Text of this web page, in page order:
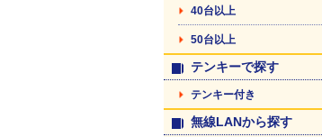
40台以上
50台以上
テンキーで探す
テンキー付き
無線LANから探す